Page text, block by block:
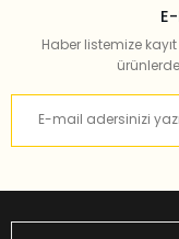
Haber listemize